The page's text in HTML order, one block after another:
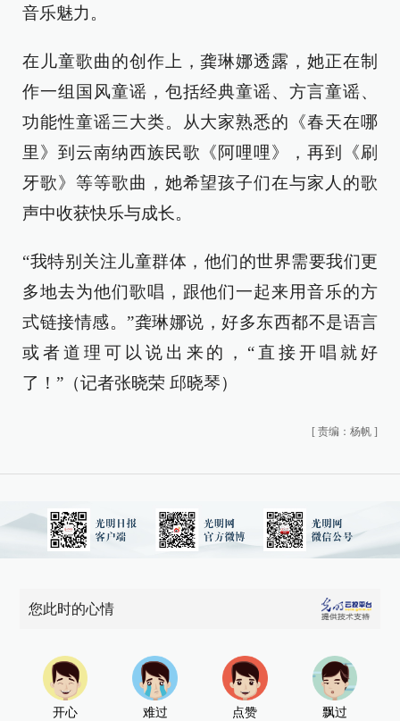
音乐魅力。
在儿童歌曲的创作上，龚琳娜透露，她正在制
作一组国风童谣，包括经典童谣、方言童谣、
功能性童谣三大类。从大家熟悉的《春天在哪
里》到云南纳西族民歌《阿哩哩》，再到《刷
牙歌》等等歌曲，她希望孩子们在与家人的歌
声中收获快乐与成长。
“我特别关注儿童群体，他们的世界需要我们更
多地去为他们歌唱，跟他们一起来用音乐的方
式链接情感。”龚琳娜说，好多东西都不是语言
或者道理可以说出来的，“直接开唱就好
了！”（记者张晓荣 邱晓琴）
[ 责编：杨帆 ]
您此时的心情
开心 难过 点赞 飘过